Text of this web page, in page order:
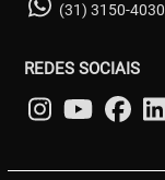
(31) 3150-4030
REDES SOCIAIS